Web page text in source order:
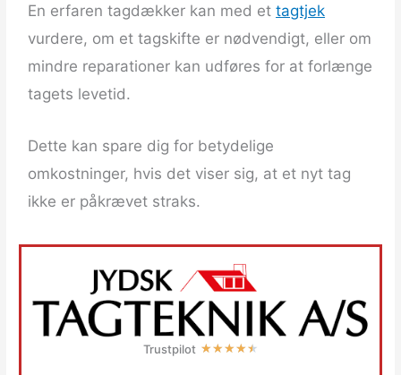
En erfaren tagdækker kan med ettagtjek
vurdere, om et tagskifte er nødvendigt, eller om
mindre reparationer kan udføres for at forlænge
tagets levetid.
Dette kan spare dig for betydelige
omkostninger, hvis det viser sig, at et nyt tag
ikke er påkrævet straks.
Trustpilot ★ ★ ★ ★ ★